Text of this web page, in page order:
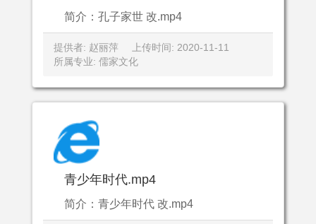
简介：孔子家世 改.mp4
提供者: 赵丽萍
上传时间: 2020-11-11
所属专业: 儒家文化
青少年时代.mp4
简介：青少年时代 改.mp4